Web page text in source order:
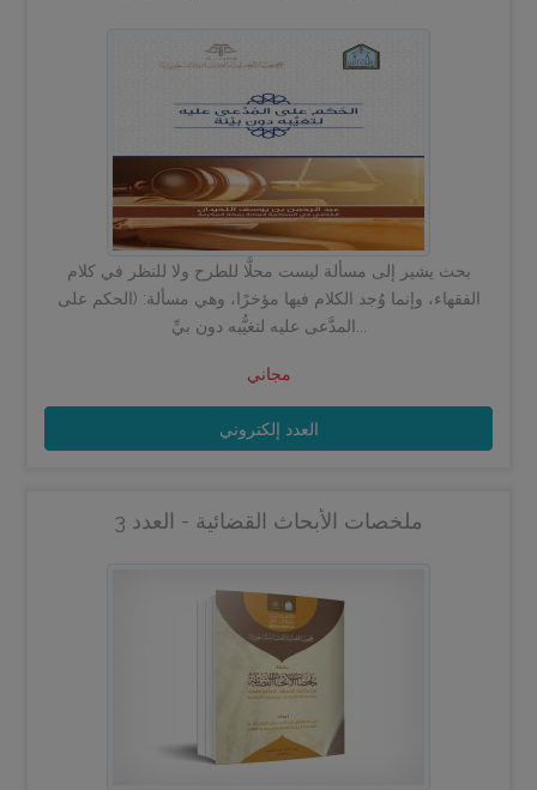
بحث يشير إلى مسألة ليست محلًّا للطرح ولا للنظر في كلام
الفقهاء، وإنما وُجد الكلام فيها مؤخرًا، وهي مسألة: (الحكم على
مجاني
العدد إلكتروني
ملخصات الأبحاث القضائية - العدد 3